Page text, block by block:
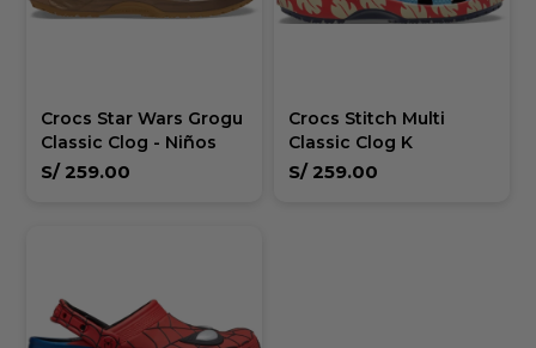
Crocs Star Wars Grogu
Classic Clog - Niños
S/ 259.00
Crocs Stitch Multi
Classic Clog K
S/ 259.00